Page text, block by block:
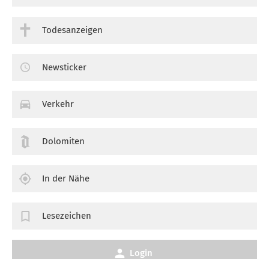
Todesanzeigen
Newsticker
Verkehr
Dolomiten
In der Nähe
Lesezeichen
Login